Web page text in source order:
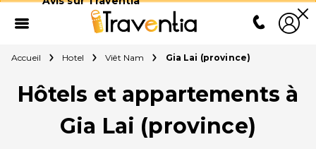
Accueil Hotel Viêt Nam Gia Lai (province)
Hôtels et appartements à
Gia Lai (province)